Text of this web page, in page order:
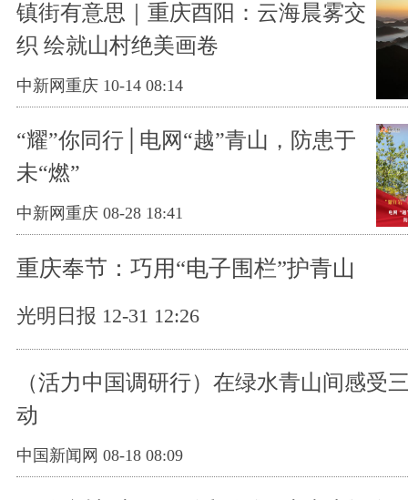
镇街有意思｜重庆酉阳：云海晨雾交
织 绘就山村绝美画卷
中新网重庆 10-14 08:14
“耀”你同行│电网“越”青山，防患于
未“燃”
中新网重庆 08-28 18:41
重庆奉节：巧用“电子围栏”护青山
光明日报 12-31 12:26
（活力中国调研行）在绿水青山间感受
动
中国新闻网 08-18 08:09